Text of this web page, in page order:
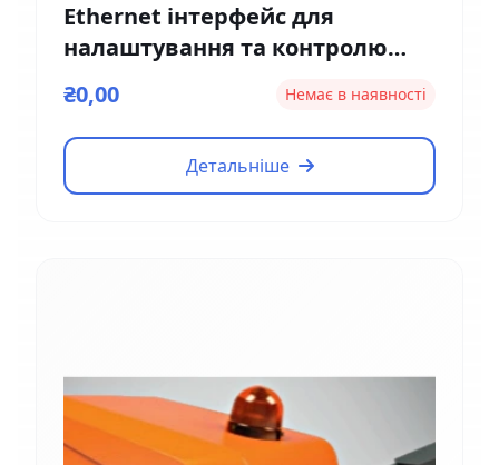
Ethernet інтерфейс для
налаштування та контролю
₴0,00 Немає в наявності
Детальніше